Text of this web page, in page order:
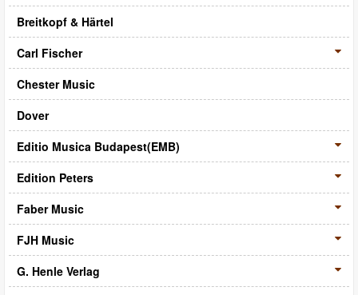
出版社
日本樂譜
音樂繪本・故事
中國民樂
Breitkopf & Härtel
Carl Fischer
Chester Music
Dover
Editio Musica Budapest(EMB)
Edition Peters
Faber Music
FJH Music
G. Henle Verlag